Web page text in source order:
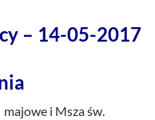
– 14-05-2017
i Msza św.